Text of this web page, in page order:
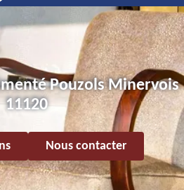
Pouzols Minervois
11120
Nous contacter